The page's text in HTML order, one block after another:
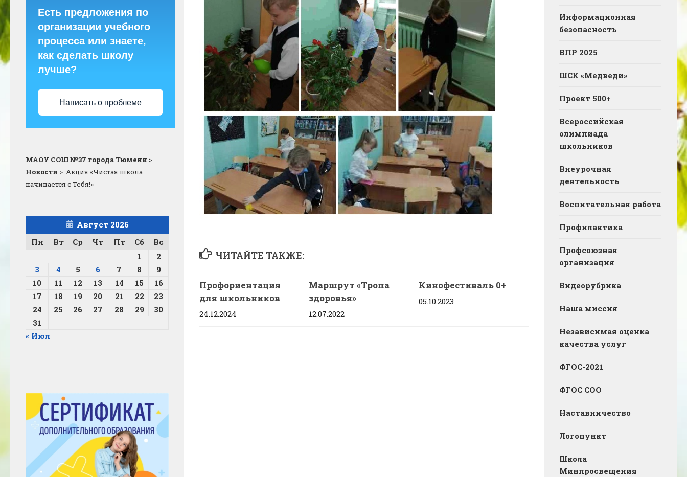
ЧИТАЙТЕ ТАКЖЕ:
Профориентация
для школьников
24.12.2024
Маршрут «Тропа
здоровья»
12.07.2022
Кинофестиваль 0+
05.10.2023
Есть предложения по
организации учебного
процесса или знаете,
как сделать школу
лучше?
Написать о проблеме
МАОУ СОШ №37 города Тюмени >
Новости > Акция «Чистая школа
начинается с Тебя!»
Август 2026
Пн
Вт Ср Чт Пт Сб
Вс
1
2
3
4 5 6 7 8
9
10
11 12 13 14 15
16
17
18 19 20 21 22
23
24
25 26 27 28 29
30
31
« Июл
Информационная
безопасность
ВПР 2025
ШСК «Медведи»
Проект 500+
Всероссийская
олимпиада
школьников
Внеурочная
деятельность
Воспитательная работа
Профилактика
Профсоюзная
организация
Видеорубрика
Наша миссия
Независимая оценка
качества услуг
ФГОС-2021
ФГОС СОО
Наставничество
Логопункт
Школа
Минпросвещения